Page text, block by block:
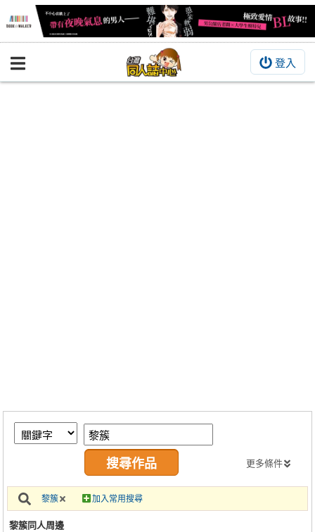
登入
BOOKY書集倉庫
繪圖藝廊
交流中心
攤位轉讓區
會員功能選單
更多條件
黎簇 加入常用搜尋
黎簇同人周邊